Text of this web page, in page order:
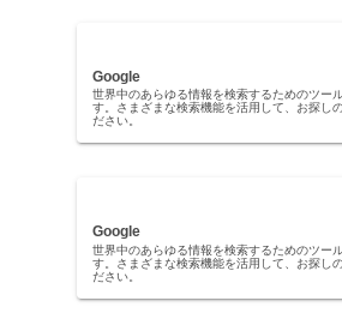
Google
世界中のあらゆる情報を検索するためのツー
す。さまざまな検索機能を活用して、お探し
ださい。
Google
世界中のあらゆる情報を検索するためのツー
す。さまざまな検索機能を活用して、お探し
ださい。